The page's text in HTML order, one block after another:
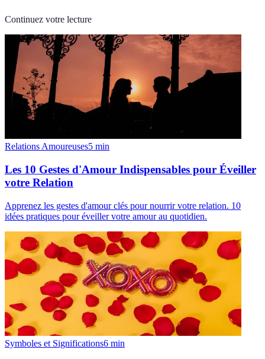
Continuez votre lecture
Relations Amoureuses5 min
Les 10 Gestes d'Amour Indispensables pour Éveiller
votre Relation
Apprenez les gestes d'amour clés pour nourrir votre relation. 10
idées pratiques pour éveiller votre amour au quotidien.
Symboles et Significations6 min